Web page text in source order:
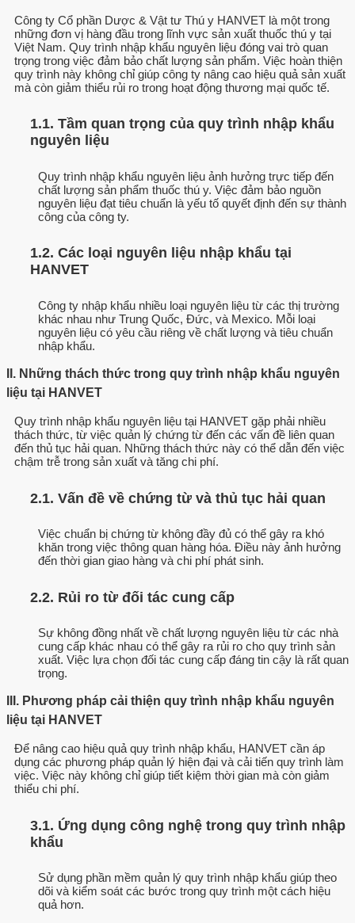
Công ty Cổ phần Dược & Vật tư Thú y HANVET là một trong
những đơn vị hàng đầu trong lĩnh vực sản xuất thuốc thú y tại
Việt Nam. Quy trình nhập khẩu nguyên liệu đóng vai trò quan
trọng trong việc đảm bảo chất lượng sản phẩm. Việc hoàn thiện
quy trình này không chỉ giúp công ty nâng cao hiệu quả sản xuất
mà còn giảm thiểu rủi ro trong hoạt động thương mại quốc tế.
1.1. Tầm quan trọng của quy trình nhập khẩu
nguyên liệu
Quy trình nhập khẩu nguyên liệu ảnh hưởng trực tiếp đến
chất lượng sản phẩm thuốc thú y. Việc đảm bảo nguồn
nguyên liệu đạt tiêu chuẩn là yếu tố quyết định đến sự thành
công của công ty.
1.2. Các loại nguyên liệu nhập khẩu tại
HANVET
Công ty nhập khẩu nhiều loại nguyên liệu từ các thị trường
khác nhau như Trung Quốc, Đức, và Mexico. Mỗi loại
nguyên liệu có yêu cầu riêng về chất lượng và tiêu chuẩn
nhập khẩu.
II. Những thách thức trong quy trình nhập khẩu nguyên
liệu tại HANVET
Quy trình nhập khẩu nguyên liệu tại HANVET gặp phải nhiều
thách thức, từ việc quản lý chứng từ đến các vấn đề liên quan
đến thủ tục hải quan. Những thách thức này có thể dẫn đến việc
chậm trễ trong sản xuất và tăng chi phí.
2.1. Vấn đề về chứng từ và thủ tục hải quan
Việc chuẩn bị chứng từ không đầy đủ có thể gây ra khó
khăn trong việc thông quan hàng hóa. Điều này ảnh hưởng
đến thời gian giao hàng và chi phí phát sinh.
2.2. Rủi ro từ đối tác cung cấp
Sự không đồng nhất về chất lượng nguyên liệu từ các nhà
cung cấp khác nhau có thể gây ra rủi ro cho quy trình sản
xuất. Việc lựa chọn đối tác cung cấp đáng tin cậy là rất quan
trọng.
III. Phương pháp cải thiện quy trình nhập khẩu nguyên
liệu tại HANVET
Để nâng cao hiệu quả quy trình nhập khẩu, HANVET cần áp
dụng các phương pháp quản lý hiện đại và cải tiến quy trình làm
việc. Việc này không chỉ giúp tiết kiệm thời gian mà còn giảm
thiểu chi phí.
3.1. Ứng dụng công nghệ trong quy trình nhập
khẩu
Sử dụng phần mềm quản lý quy trình nhập khẩu giúp theo
dõi và kiểm soát các bước trong quy trình một cách hiệu
quả hơn.